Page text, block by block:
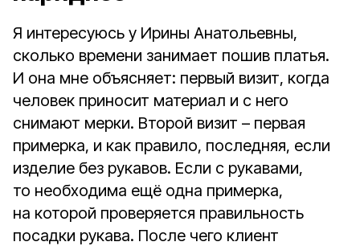
Я интересуюсь у Ирины Анатольевны,
сколько времени занимает пошив платья.
И она мне объясняет: первый визит, когда
человек приносит материал и с него
снимают мерки. Второй визит – первая
примерка, и как правило, последняя, если
изделие без рукавов. Если с рукавами,
то необходима ещё одна примерка,
на которой проверяется правильность
посадки рукава. После чего клиент